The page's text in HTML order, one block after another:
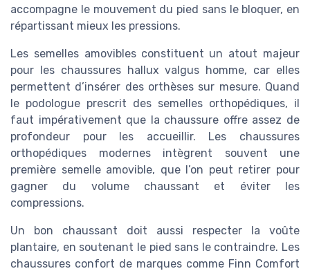
accompagne le mouvement du pied sans le bloquer, en
répartissant mieux les pressions.
Les semelles amovibles constituent un atout majeur
pour les chaussures hallux valgus homme, car elles
permettent d’insérer des orthèses sur mesure. Quand
le podologue prescrit des semelles orthopédiques, il
faut impérativement que la chaussure offre assez de
profondeur pour les accueillir. Les chaussures
orthopédiques modernes intègrent souvent une
première semelle amovible, que l’on peut retirer pour
gagner du volume chaussant et éviter les
compressions.
Un bon chaussant doit aussi respecter la voûte
plantaire, en soutenant le pied sans le contraindre. Les
chaussures confort de marques comme Finn Comfort